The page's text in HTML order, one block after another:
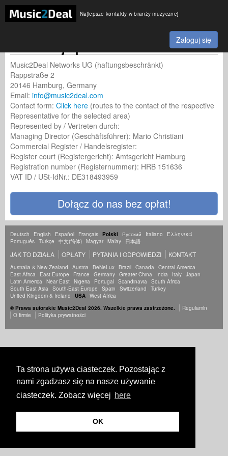
Ta strona używa ciasteczek. Pozostając z
nami zgadzasz się na nasze używanie
ciasteczek. Zobacz więcej here
OK
Najlepsze kontakty w branży muzycznej
Zaloguj się
Music2Deal Networks UG (haftungsbeschränkt)
Rappstraße 2
20146 Hamburg, Germany
Email: info@music2deal.com
Contact form: Click here (routes to the contact of the respective
Representative for the selected area)
Represented by / Vertreten durch:
Managing Director (Geschäftsführer): Mario Christiani
Commercial Register / Handelsregister:
Register court (Registergericht): Amtsgericht Hamburg
Registration number (Registernummer): HRB 151636
VAT ID / USt-IdNr.: DE318493959
Dołącz do nas bez opłat!
Deutsch English Español Français Polski Русский Italiano
Ελληνικά
Português Türkçe 中文(简体) Magyar Malay 日本語
JAK TO DZIAŁA OPŁATY PYTANIA I ODPOWIEDZI KONTAKT
Australia & New Zealand Austria BeNeLux Brazil Canada Central America
East Africa
East Europe France Germany Greater China India Italy Japan
Latin America Near East Nigeria Portugal Scandinavia South Africa
South East Asia South-East Europe Spain Switzerland
Turkey
United Kingdom & Ireland
USA West Africa
© Prawa autorskie Music2Deal 2026. Wszelkie prawa zastrzeżone.
Regulamin
O firmie
Polityka prywatności